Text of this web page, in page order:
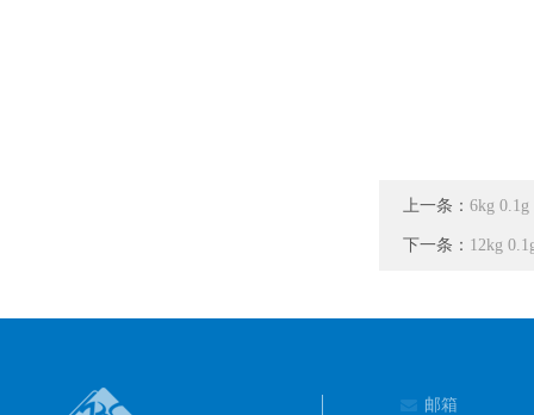
上一条： 6kg
下一条： 12kg
邮箱